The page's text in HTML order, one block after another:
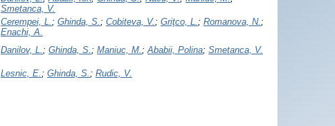
Smetanca, V.
Cerempei, L.; Ghinda, S.; Cobiteva, V.; Griţco, L.; Romanova, N.;
Enachi, A.
Danilov, L.; Ghinda, S.; Maniuc, M.;Ababii, Polina; Smetanca, V.
Lesnic, E.; Ghinda, S.; Rudic, V.